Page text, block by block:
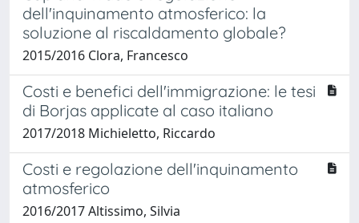
dell'inquinamento atmosferico: la
soluzione al riscaldamento globale?
2015/2016 Clora, Francesco
Costi e benefici dell'immigrazione: le tesi
di Borjas applicate al caso italiano
2017/2018 Michieletto, Riccardo
Costi e regolazione dell'inquinamento
atmosferico
2016/2017 Altissimo, Silvia